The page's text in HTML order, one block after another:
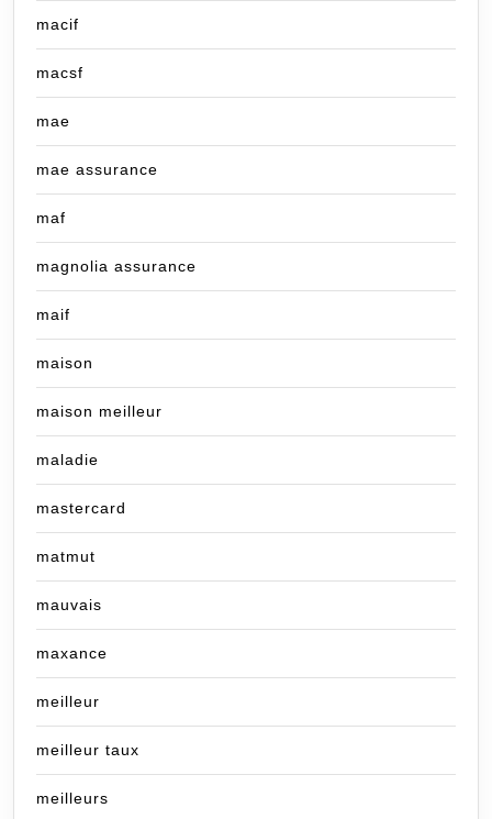
macif
macsf
mae
mae assurance
maf
magnolia assurance
maif
maison
maison meilleur
maladie
mastercard
matmut
mauvais
maxance
meilleur
meilleur taux
meilleurs